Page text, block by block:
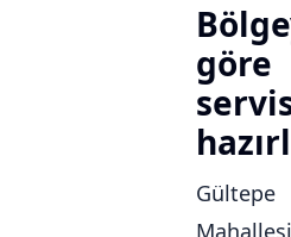
göre
Gültepe
Mahallesi